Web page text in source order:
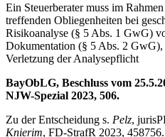
Ein Steuerberater muss im
treffenden Obliegenheiten bei
Risikoanalyse (§ 5 Abs. 1 GwG)
Dokumentation (§ 5 Abs. 2
Verletzung der Analysepflicht
BayObLG, Beschluss vom
NJW-Spezial 2023, 506.
Zu der Entscheidung s. Pelz,
Knierim, FD-StrafR 2023, 458756.